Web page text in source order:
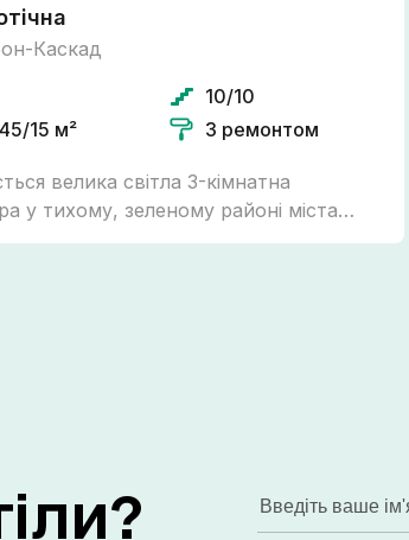
Каскад
10/10
15 м²
З ремонтом
велика світла 3-кімнатна
у тихому, зеленому районі міста
Можна по держпрограмам. -
сполучення до центру міста. Є
пишіть/телефонуйте!